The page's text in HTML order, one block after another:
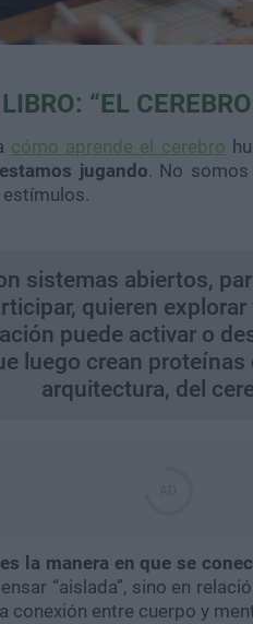
“EL
cómo aprende el cerebro
jugando. No somos
sistemas abiertos,
quieren
puede activar o
luego crean
arquitectura, del
la manera en que se
“aislada”, sino en
conexión entre cuerpo y